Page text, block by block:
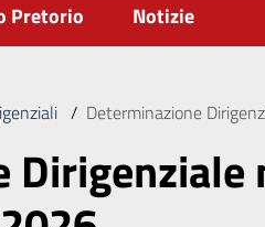
Pretorio Notizie
/ Determinazione
Dirigenziale